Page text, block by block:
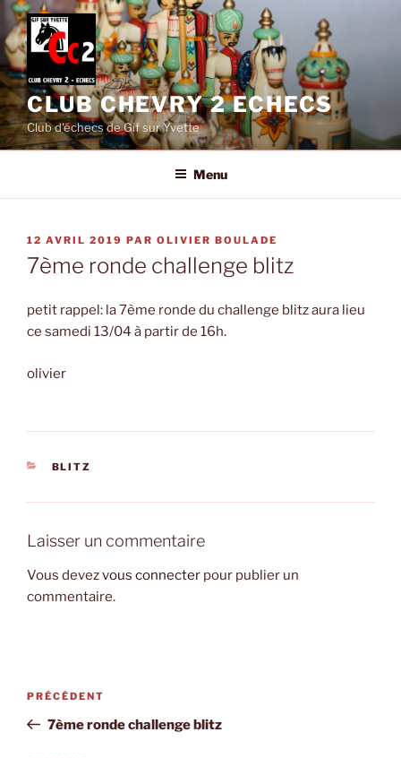
Aller
au
contenu
principal
CLUB CHEVRY 2 ECHECS
Club d'échecs de Gif sur Yvette
Menu
PUBLIÉ
LE
12 AVRIL 2019 PAR OLIVIER BOULADE
7ème ronde challenge blitz
petit rappel: la 7ème ronde du challenge blitz aura lieu
ce samedi 13/04 à partir de 16h.
olivier
CATÉGORIES
BLITZ
Laisser un commentaire
Vous devezvous connecter pour publier un
commentaire.
Navigation
l’article
Article
précédent
PRÉCÉDENT
7ème ronde challenge blitz